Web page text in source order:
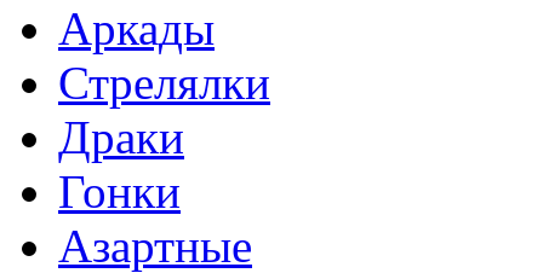
Аркады
Стрелялки
Драки
Гонки
Азартные